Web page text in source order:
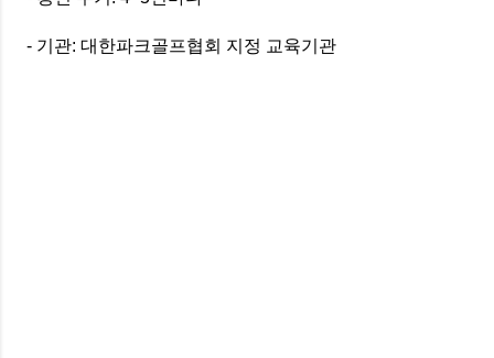
- 기관: 대한파크골프협회 지정 교육기관